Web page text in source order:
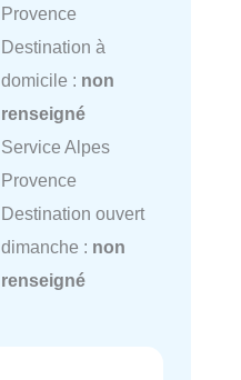
Provence
Destination à
domicile : non
renseigné
Service Alpes
Provence
Destination ouvert
dimanche : non
renseigné